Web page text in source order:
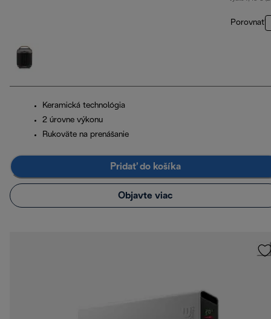
Porovnať
Keramická technológia
2 úrovne výkonu
Rukoväte na prenášanie
Pridať do košíka
Objavte viac